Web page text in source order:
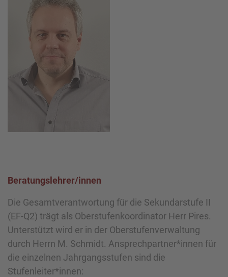
Beratungslehrer/innen
Die Gesamtverantwortung für die Sekundarstufe II
(EF-Q2) trägt als Oberstufenkoordinator Herr Pires.
Unterstützt wird er in der Oberstufenverwaltung
durch Herrn M. Schmidt. Ansprechpartner*innen für
die einzelnen Jahrgangsstufen sind die
Stufenleiter*innen: